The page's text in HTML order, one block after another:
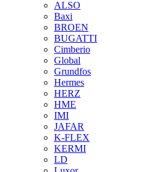
ALSO
Baxi
BROEN
BUGATTI
Cimberio
Global
Grundfos
Hermes
HERZ
HME
IMI
JAFAR
K-FLEX
KERMI
LD